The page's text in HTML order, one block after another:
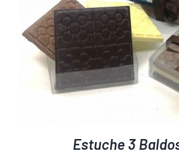
Estuche 3